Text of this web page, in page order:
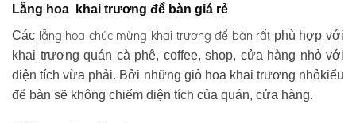
Lẵng hoa khai trương để bàn giá rẻ
Các lẵng hoa chúc mừng khai trương để bàn rất phù hợp với
khai trương quán cà phê, coffee, shop, cửa hàng nhỏ với
diện tích vừa phải. Bởi những giỏ hoa khai trương nhỏkiểu
để bàn sẽ không chiếm diện tích của quán, cửa hàng.